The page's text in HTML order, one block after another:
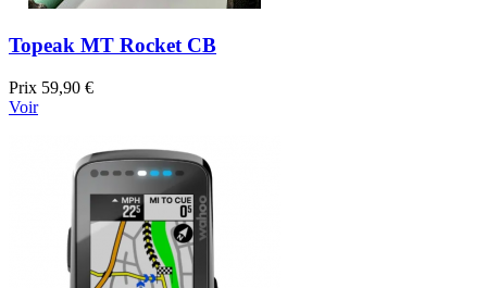
Topeak MT Rocket CB
Prix 59,90 €
Voir